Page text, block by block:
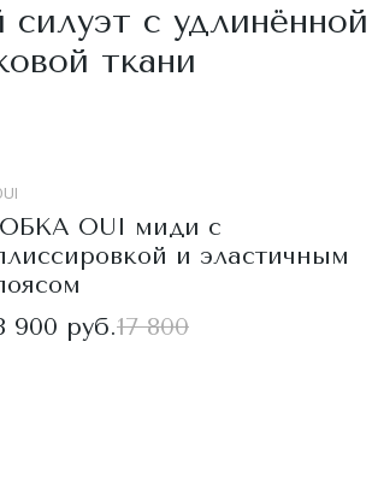
с удлинённой
ткани
OUI миди с
и эластичным
900 руб.17 800